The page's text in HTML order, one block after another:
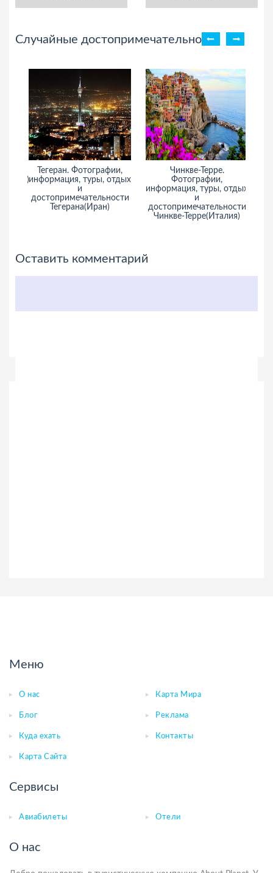
Случайные достопримечательности
Тегеран. Фотографии,
информация, туры, отдых
и
достопримечательности
Тегерана(Иран)
Чинкве-Терре.
Фотографии,
информация, туры, отдых
и
достопримечательности
Чинкве-Терре(Италия)
Оставить комментарий
Меню
О нас Карта Мира
Блог Реклама
Куда ехать Контакты
Карта Сайта
Сервисы
Авиабилеты Отели
О нас